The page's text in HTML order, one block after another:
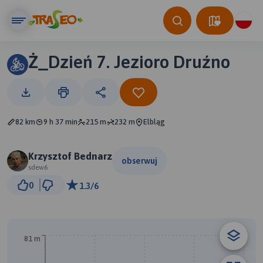
Ż_Dzień 7. Jezioro Druźno
82 km 9 h 37 min 215 m 232 m Elbląg
Krzysztof Bednarz
sdew6
obserwuj
0 1.3/6
81 m